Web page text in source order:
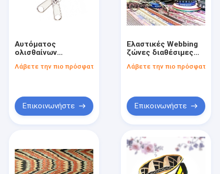
Αυτόματος
ολισθαίνων
κλειδαριών
Λάβετε την πιο πρόσφατη τιμή
Επικοινωνήστε
Ελαστικές Webbing
ζώνες διαθέσιμες
υλικά
Λάβετε την πιο πρόσφατη
Επικοινωνήστε